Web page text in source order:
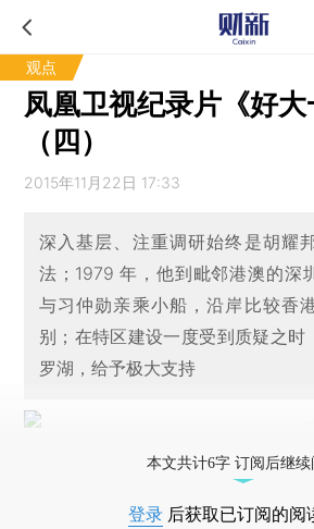
观点
凤凰卫视纪录片《好大
（四）
2015年11月22日 17:33
深入基层、注重调研始终是胡耀
法；1979 年，他到毗邻港澳的深
与习仲勋亲乘小船，沿岸比较香
别；在特区建设一度受到质疑之时
罗湖，给予极大支持
本文共计6字 订阅后继续
登录 后获取已订阅的阅